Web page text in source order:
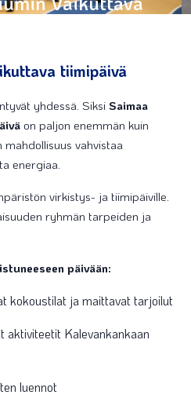
tiimipäivä
yhdessä. Siksi Saimaa
on paljon enemmän kuin
mahdollisuus vahvistaa
energiaa.
virkistys- ja tiimipäiville.
ryhmän tarpeiden ja
päivään:
kokoustilat ja maittavat tarjoilut
aktiviteetit Kalevankankaan
luennot